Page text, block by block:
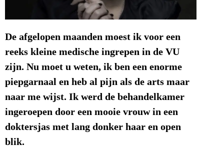
De afgelopen maanden moest ik voor een
reeks kleine medische ingrepen in de VU
zijn. Nu moet u weten, ik ben een enorme
piepgarnaal en heb al pijn als de arts maar
naar me wijst. Ik werd de behandelkamer
ingeroepen door een mooie vrouw in een
doktersjas met lang donker haar en open
blik.